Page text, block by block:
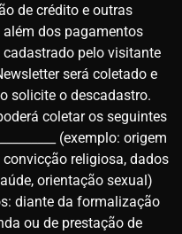
de crédito e outras
dos pagamentos
pelo visitante
será coletado e
solicite o descadastro.
coletar os seguintes
(exemplo: origem
religiosa, dados
orientação sexual)
diante da formalização
ou de prestação de